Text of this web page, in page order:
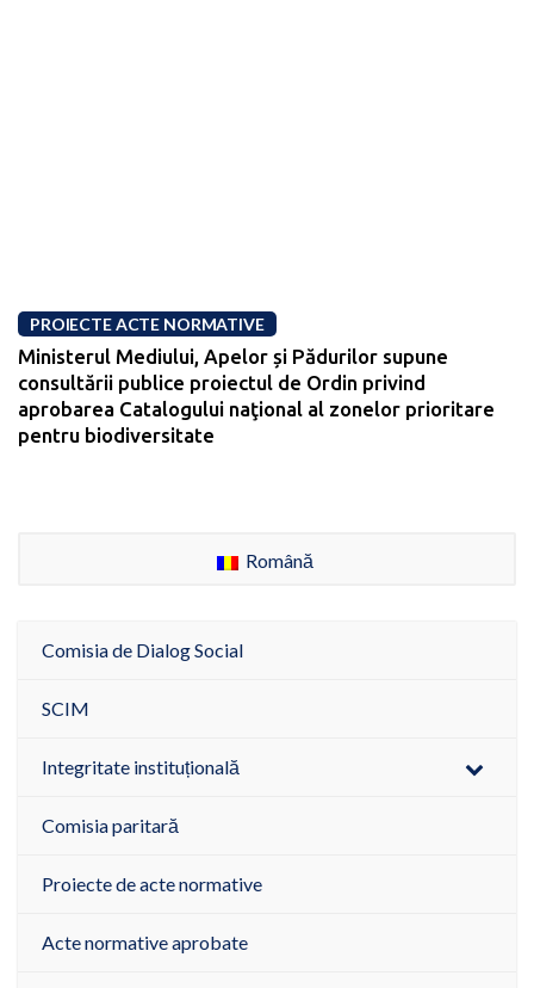
PROIECTE ACTE NORMATIVE
Ministerul Mediului, Apelor și Pădurilor supune
consultării publice proiectul de Ordin privind
aprobarea Catalogului naţional al zonelor prioritare
pentru biodiversitate
Română
Comisia de Dialog Social
SCIM
Integritate instituțională
Comisia paritară
Proiecte de acte normative
Acte normative aprobate